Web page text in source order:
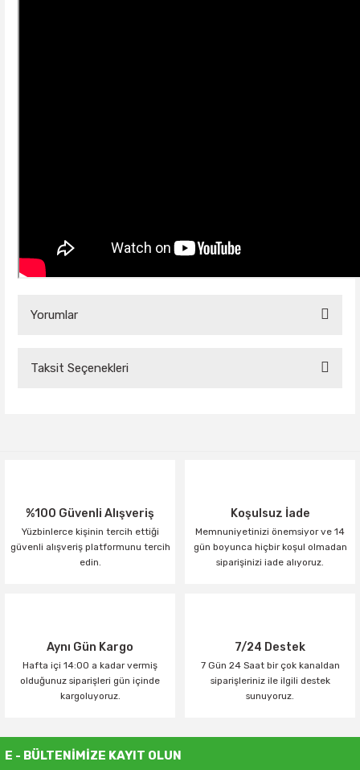
Yorumlar
Taksit Seçenekleri
%100 Güvenli Alışveriş
Yüzbinlerce kişinin tercih ettiği
güvenli alışveriş platformunu tercih
edin.
Koşulsuz İade
Memnuniyetinizi önemsiyor ve 14
gün boyunca hiçbir koşul olmadan
siparişinizi iade alıyoruz.
Aynı Gün Kargo
Hafta içi 14:00 a kadar vermiş
olduğunuz siparişleri gün içinde
kargoluyoruz.
7/24 Destek
7 Gün 24 Saat bir çok kanaldan
siparişleriniz ile ilgili destek
sunuyoruz.
E - BÜLTENİMİZE KAYIT OLUN